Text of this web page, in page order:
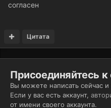
согласен
Цитата
Присоединяйтесь
Вы можете написать сейчас и
Если у вас есть аккаунт,
от имени своего аккаунта.